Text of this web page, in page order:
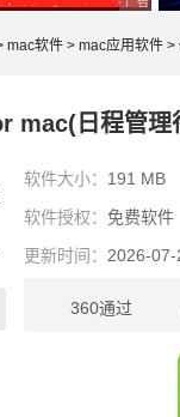
mac软件 > mac应用软件 >
mac(日程管理
软件大小： 191 MB
软件授权： 免费软件
更新时间： 2026-07-
360通过